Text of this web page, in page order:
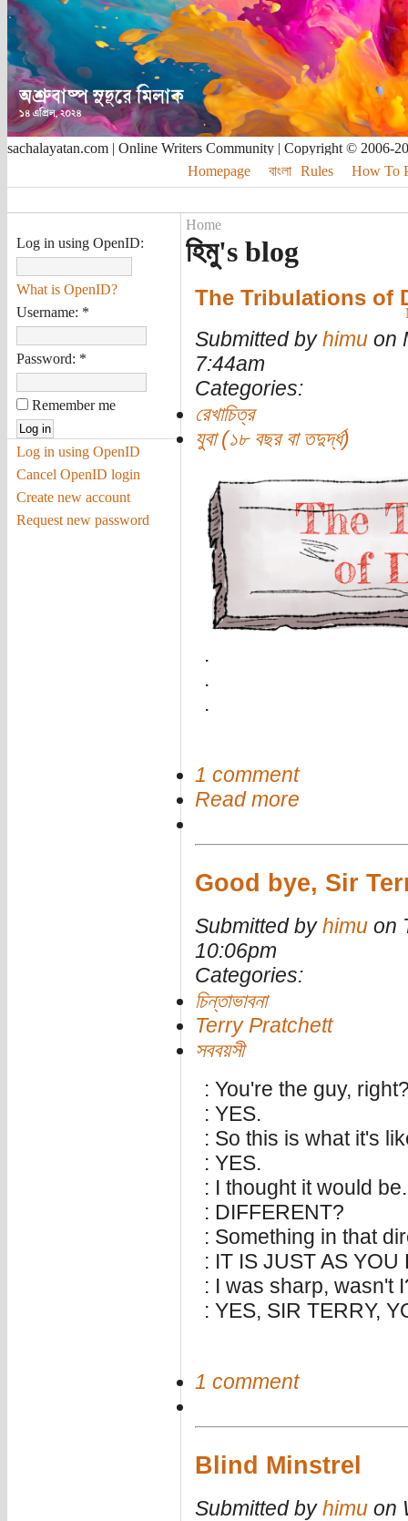
sachalayatan.com | Online Writers Community | Copyright © 2006-
Homepage
বাংলা Rules How To
Log in using OpenID:
What is OpenID?
Username: *
Password: *
Remember me
Log in using OpenID
Cancel OpenID login
Create new account
Request new password
Home
হিমু's blog
The Tribulations of
Submitted by himuon
7:44am
Categories:
রেখাচিত্র
যুবা (১৮ বছর বা তদুর্দ্ধ)
.
.
.
1 comment
Read more
Good bye, Sir
Submitted by himuon
10:06pm
Categories:
চিন্তাভাবনা
Terry Pratchett
সববয়সী
: You're the guy,
: YES.
: So this is what it's
: YES.
: I thought it would
: DIFFERENT?
: Something in that
: IT IS JUST AS
: I was sharp, wasn't
: YES, SIR TERRY,
1 comment
Blind Minstrel
Submitted by himuon